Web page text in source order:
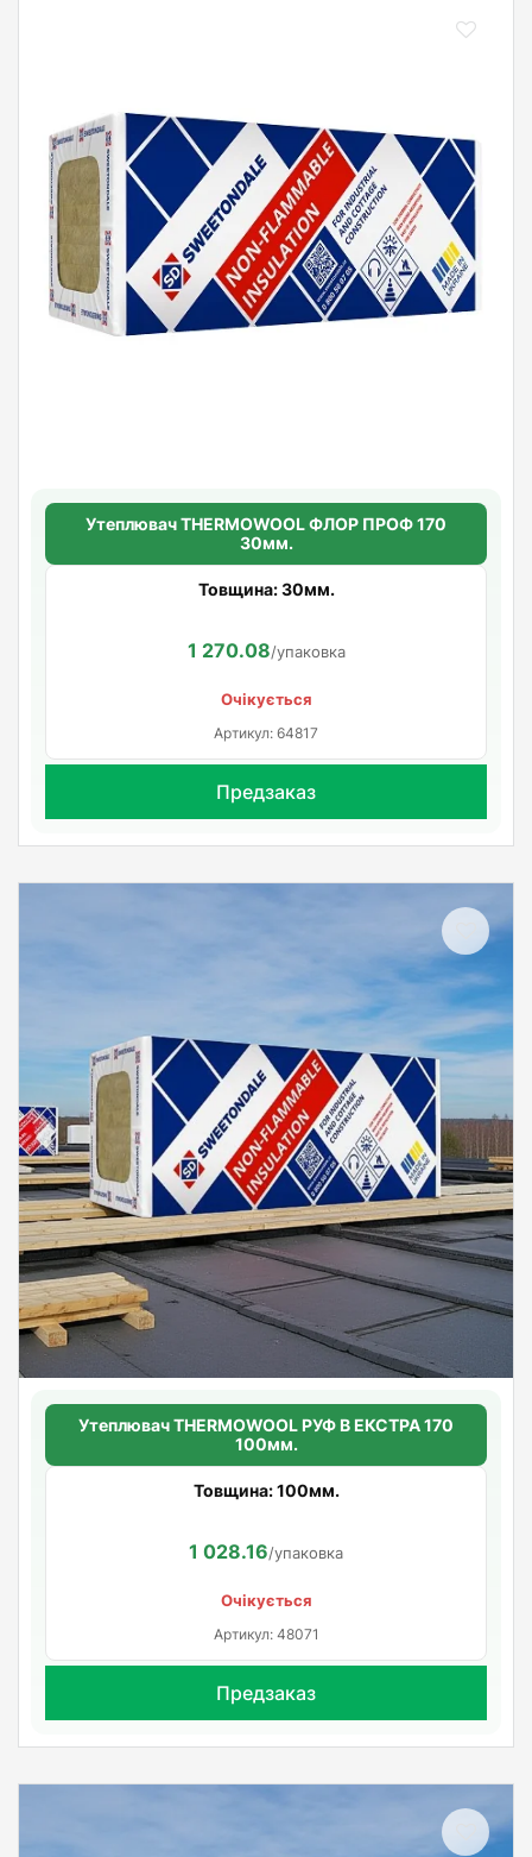
Утеплювач THERMOWOOL ФЛОР ПРОФ 170
30мм.
Товщина: 30мм.
1 270.08/упаковка
Очікується
Артикул: 64817
Предзаказ
Утеплювач THERMOWOOL РУФ В ЕКСТРА 170
100мм.
Товщина: 100мм.
1 028.16/упаковка
Очікується
Артикул: 48071
Предзаказ